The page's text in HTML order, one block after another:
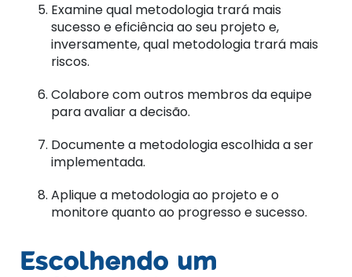
Examine qual metodologia trará mais
sucesso e eficiência ao seu projeto e,
inversamente, qual metodologia trará mais
riscos.
Colabore com outros membros da equipe
para avaliar a decisão.
Documente a metodologia escolhida a ser
implementada.
Aplique a metodologia ao projeto e o
monitore quanto ao progresso e sucesso.
Escolhendo um